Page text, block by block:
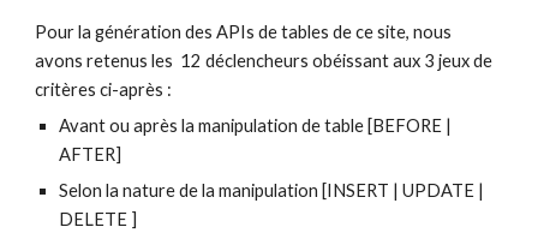
Pour la génération des APIs de tables de ce site, nous
avons retenus les  12 déclencheurs obéissant aux 3 jeux de
critères ci-après :
Avant ou après la manipulation de table [BEFORE |
AFTER]
Selon la nature de la manipulation [INSERT | UPDATE |
DELETE ]